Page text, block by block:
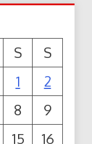
S
S
1
2
8
9
15
16